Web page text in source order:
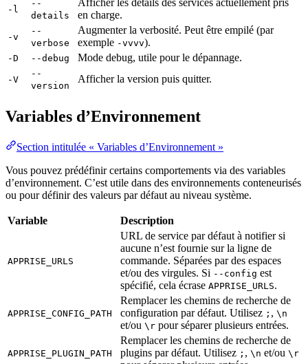
-l
--
details
en charge.
-v
--
verbose
Augmenter la verbosité. Peut être empilé (par
exemple -vvvv).
-D --debug Mode debug, utile pour le dépannage.
-V
--
version
Afficher la version puis quitter.
Variables d’Environnement
Section intitulée « Variables d’Environnement »
Vous pouvez prédéfinir certains comportements via des variables
d’environnement. C’est utile dans des environnements conteneurisés
ou pour définir des valeurs par défaut au niveau système.
Variable Description
APPRISE_URLS
URL de service par défaut à notifier si
aucune n’est fournie sur la ligne de
commande. Séparées par des espaces
et/ou des virgules. Si --config est
spécifié, cela écrase APPRISE_URLS.
APPRISE_CONFIG_PATH
Remplacer les chemins de recherche de
configuration par défaut. Utilisez ; , \n
et/ou \r pour séparer plusieurs entrées.
APPRISE_PLUGIN_PATH
Remplacer les chemins de recherche de
plugins par défaut. Utilisez ; , \n et/ou \r